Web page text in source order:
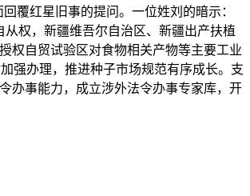
覆红星旧事的提问。一位姓刘的暗示：
权，新疆维吾尔自治区、新疆出产扶植
权自贸试验区对食物相关产物等主要工业
强办理，推进种子市场规范有序成长。支
办事能力，成立涉外法令办事专家库，开